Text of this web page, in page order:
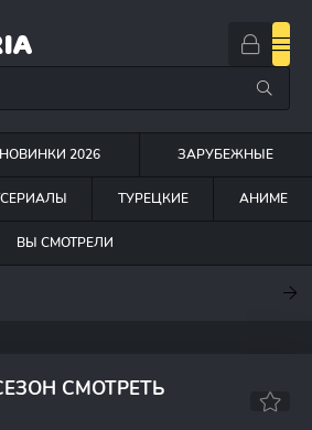
НОВИНКИ 2026 ЗАРУБЕЖНЫЕ
ТУРЕЦКИЕ АНИМЕ
ВЫ СМОТРЕЛИ
СМОТРЕТЬ